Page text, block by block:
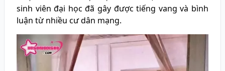
sinh viên đại học đã gây được tiếng vang và bình
luận từ nhiều cư dân mạng.